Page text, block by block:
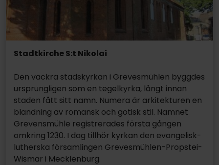
Stadtkirche S:t Nikolai
Den vackra stadskyrkan i Grevesmühlen byggdes
ursprungligen som en tegelkyrka, långt innan
staden fått sitt namn. Numera är arkitekturen en
blandning av romansk och gotisk stil. Namnet
Grevensmühle registrerades första gången
omkring 1230. I dag tillhör kyrkan den evangelisk-
lutherska församlingen Grevesmühlen-Propstei-
Wismar i Mecklenburg.